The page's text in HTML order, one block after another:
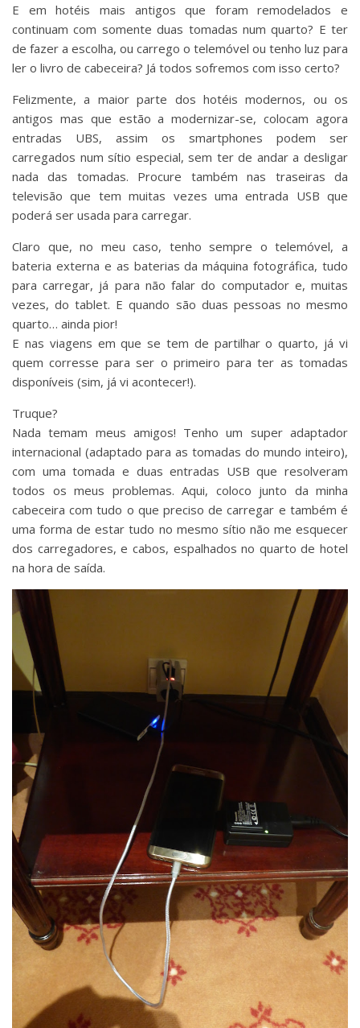
E em hotéis mais antigos que foram remodelados e
continuam com somente duas tomadas num quarto? E ter
de fazer a escolha, ou carrego o telemóvel ou tenho luz para
ler o livro de cabeceira? Já todos sofremos com isso certo?
Felizmente, a maior parte dos hotéis modernos, ou os
antigos mas que estão a modernizar-se, colocam agora
entradas UBS, assim os smartphones podem ser
carregados num sítio especial, sem ter de andar a desligar
nada das tomadas. Procure também nas traseiras da
televisão que tem muitas vezes uma entrada USB que
poderá ser usada para carregar.
Claro que, no meu caso, tenho sempre o telemóvel, a
bateria externa e as baterias da máquina fotográfica, tudo
para carregar, já para não falar do computador e, muitas
vezes, do tablet. E quando são duas pessoas no mesmo
quarto… ainda pior!
E nas viagens em que se tem de partilhar o quarto, já vi
quem corresse para ser o primeiro para ter as tomadas
disponíveis (sim, já vi acontecer!).
Truque?
Nada temam meus amigos! Tenho um super adaptador
internacional (adaptado para as tomadas do mundo inteiro),
com uma tomada e duas entradas USB que resolveram
todos os meus problemas. Aqui, coloco junto da minha
cabeceira com tudo o que preciso de carregar e também é
uma forma de estar tudo no mesmo sítio não me esquecer
dos carregadores, e cabos, espalhados no quarto de hotel
na hora de saída.